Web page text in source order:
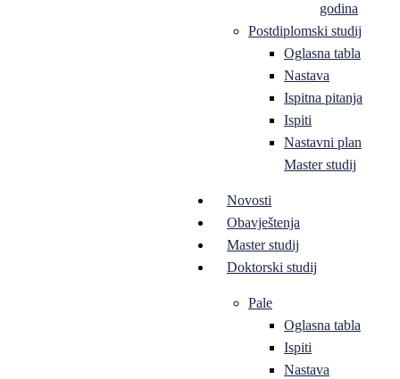
godina
Postdiplomski studij
Oglasna tabla
Nastava
Ispitna pitanja
Ispiti
Nastavni plan
Master studij
Novosti
Obavještenja
Master studij
Doktorski studij
Pale
Oglasna tabla
Ispiti
Nastava